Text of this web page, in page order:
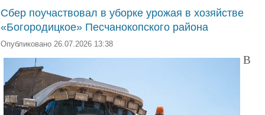
Сбер поучаствовал в уборке урожая в хозяйстве
«Богородицкое» Песчанокопского района
Опубликовано 26.07.2026 13:38
В